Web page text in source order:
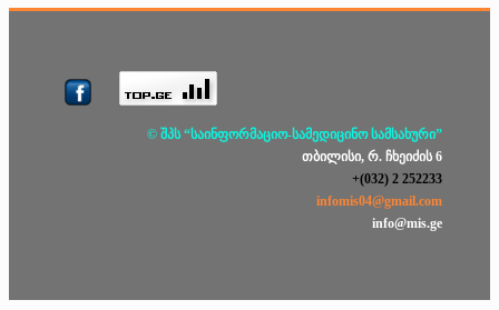
© შპს “საინფორმაციო-სამედიცინო სამსახური”
თბილისი, რ. ჩხეიძის 6
+(032) 2 252233
infomis04@gmail.com
info@mis.ge